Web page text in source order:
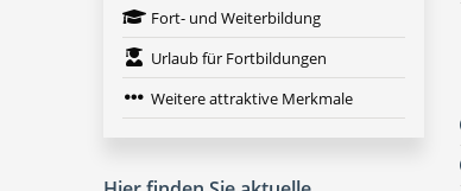
Fort- und Weiterbildung
Urlaub für Fortbildungen
Weitere attraktive Merkmale